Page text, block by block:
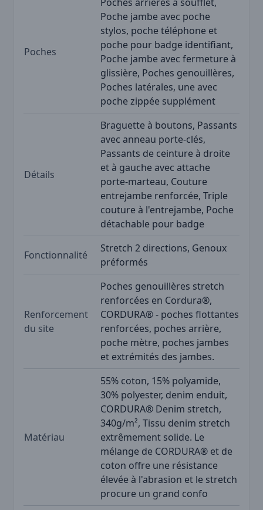
Poches
Poche jambe avec poche
stylos, poche téléphone et
poche pour badge identifiant,
Poche jambe avec fermeture à
glissière, Poches genouillères,
Poches latérales, une avec
poche zippée supplément
Détails
Braguette à boutons, Passants
avec anneau porte-clés,
Passants de ceinture à droite
et à gauche avec attache
porte-marteau, Couture
entrejambe renforcée, Triple
couture à l'entrejambe, Poche
détachable pour badge
Fonctionnalité
Stretch 2 directions, Genoux
préformés
Renforcement
du site
Poches genouillères stretch
renforcées en Cordura®,
CORDURA® - poches flottantes
renforcées, poches arrière,
poche mètre, poches jambes
et extrémités des jambes.
Matériau
55% coton, 15% polyamide,
30% polyester, denim enduit,
CORDURA® Denim stretch,
340g/m², Tissu denim stretch
extrêmement solide. Le
mélange de CORDURA® et de
coton offre une résistance
élevée à l'abrasion et le stretch
procure un grand confo